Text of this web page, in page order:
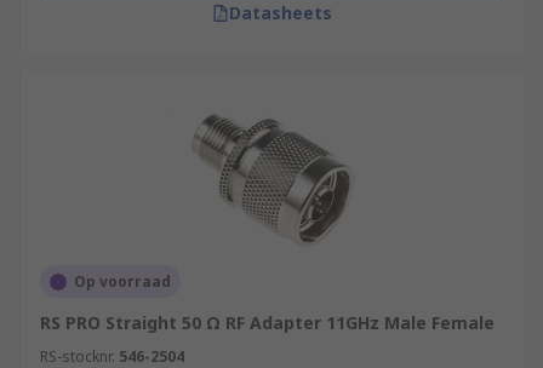
Datasheets
Op voorraad
RS PRO Straight 50 Ω RF Adapter 11GHz Male Female
RS-stocknr. 546-2504